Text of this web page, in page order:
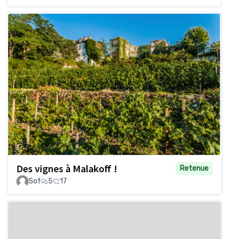
Des vignes à Malakoff !
Retenue
Sof
5 17